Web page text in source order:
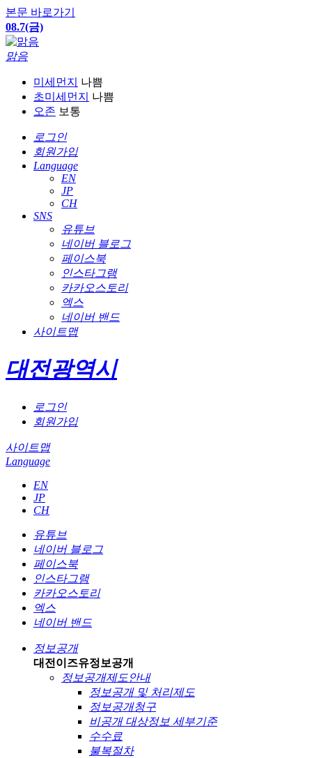
본문 바로가기
08.7(금)
맑음
미세먼지
나쁨
초미세먼지
나쁨
오존 보통
로그인
회원가입
Language
EN
JP
CH
SNS
유튜브
네이버 블로그
페이스북
인스타그램
카카오스토리
엑스
네이버 밴드
사이트맵
대전광역시
로그인
회원가입
사이트맵
Language
EN
JP
CH
유튜브
네이버 블로그
페이스북
인스타그램
카카오스토리
엑스
네이버 밴드
정보공개
대전이즈유정보공개
정보공개제도안내
정보공개 및 처리제도
정보공개청구
비공개 대상정보 세부기준
수수료
불복절차